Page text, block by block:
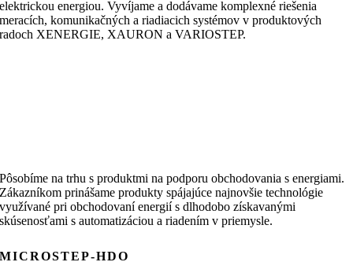
elektrickou energiou. Vyvíjame a dodávame komplexné riešenia
meracích, komunikačných a riadiacich systémov v produktových
radoch XENERGIE, XAURON a VARIOSTEP.
Pôsobíme na trhu s produktmi na podporu obchodovania s energiami.
Zákazníkom prinášame produkty spájajúce najnovšie technológie
využívané pri obchodovaní energií s dlhodobo získavanými
skúsenosťami s automatizáciou a riadením v priemysle.
MICROSTEP-HDO